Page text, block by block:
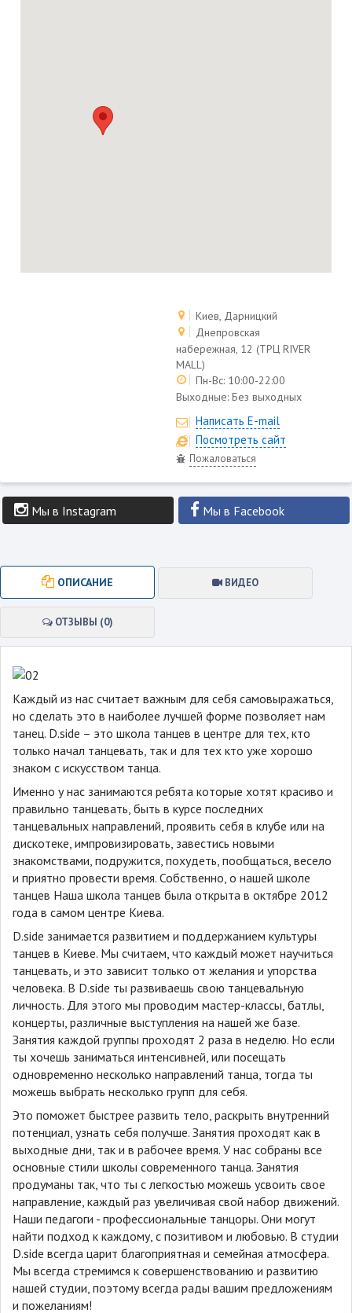
Киев, Дарницкий
Днепровская
набережная, 12 (ТРЦ RIVER
MALL)
Пн-Вс: 10:00-22:00
Выходные:Без выходных
Написать E-mail
Посмотреть сайт
Пожаловаться
Мы в Instagram Мы в Facebook
ОПИСАНИЕ ВИДЕО
ОТЗЫВЫ (0)
Каждый из нас считает важным для себя самовыражаться,
но сделать это в наиболее лучшей форме позволяет нам
танец. D.side – это школа танцев в центре для тех, кто
только начал танцевать, так и для тех кто уже хорошо
знаком с искусством танца.
Именно у нас занимаются ребята которые хотят красиво и
правильно танцевать, быть в курсе последних
танцевальных направлений, проявить себя в клубе или на
дискотеке, импровизировать, завестись новыми
знакомствами, подружится, похудеть, пообщаться, весело
и приятно провести время. Собственно, о нашей школе
танцев Наша школа танцев была открыта в октябре 2012
года в самом центре Киева.
D.side занимается развитием и поддержанием культуры
танцев в Киеве. Мы считаем, что каждый может научиться
танцевать, и это зависит только от желания и упорства
человека. В D.side ты развиваешь свою танцевальную
личность. Для этого мы проводим мастер-классы, батлы,
концерты, различные выступления на нашей же базе.
Занятия каждой группы проходят 2 раза в неделю. Но если
ты хочешь заниматься интенсивней, или посещать
одновременно несколько направлений танца, тогда ты
можешь выбрать несколько групп для себя.
Это поможет быстрее развить тело, раскрыть внутренний
потенциал, узнать себя получше. Занятия проходят как в
выходные дни, так и в рабочее время. У нас собраны все
основные стили школы современного танца. Занятия
продуманы так, что ты с легкостью можешь усвоить свое
направление, каждый раз увеличивая свой набор движений.
Наши педагоги - профессиональные танцоры. Они могут
найти подход к каждому, с позитивом и любовью. В студии
D.side всегда царит благоприятная и семейная атмосфера.
Мы всегда стремимся к совершенствованию и развитию
нашей студии, поэтому всегда рады вашим предложениям
и пожеланиям!